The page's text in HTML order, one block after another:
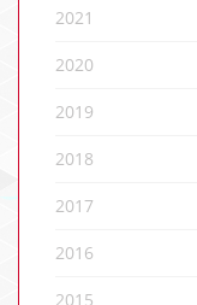
2021
2020
2019
2018
2017
2016
2015